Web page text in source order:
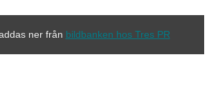
ner från bildbanken hos Tres PR